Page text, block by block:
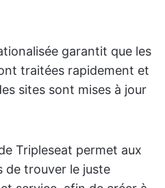
garantit que les
traitées rapidement et
sites sont mises à jour
Tripleseat permet aux
de trouver le juste